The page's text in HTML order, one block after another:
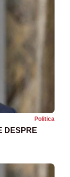
Politica
DESPRE